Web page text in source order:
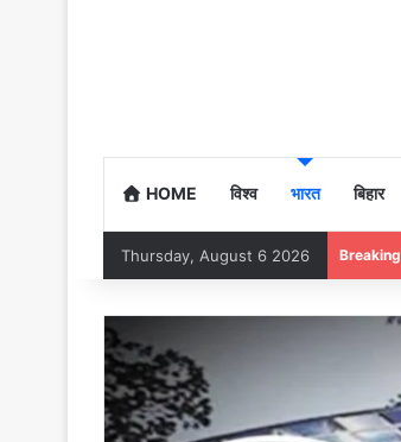
HOME विश्व भारत बिहार
Thursday, August 6 2026 Breaking